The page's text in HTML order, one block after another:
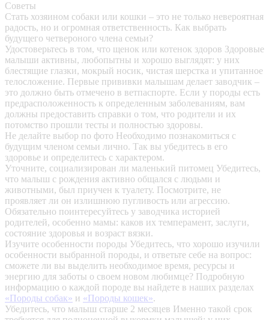
Советы
Стать хозяином собаки или кошки – это не только невероятная
радость, но и огромная ответственность. Как выбрать
будущего четвероного члена семьи?
Удостоверьтесь в том, что щенок или котенок здоров Здоровые
малыши активны, любопытны и хорошо выглядят: у них
блестящие глазки, мокрый носик, чистая шерстка и упитанное
телосложение. Первые прививки малышам делает заводчик –
это должно быть отмечено в ветпаспорте. Если у породы есть
предрасположенность к определенным заболеваниям, вам
должны предоставить справки о том, что родители и их
потомство прошли тесты и полностью здоровы.
Не делайте выбор по фото Необходимо познакомиться с
будущим членом семьи лично. Так вы убедитесь в его
здоровье и определитесь с характером.
Уточните, социализирован ли маленький питомец Убедитесь,
что малыш с рождения активно общался с людьми и
животными, был приучен к туалету. Посмотрите, не
проявляет ли он излишнюю пугливость или агрессию.
Обязательно поинтересуйтесь у заводчика историей
родителей, особенно мамы: каков их темперамент, заслуги,
состояние здоровья и возраст вязки.
Изучите особенности породы Убедитесь, что хорошо изучили
особенности выбранной породы, и ответьте себе на вопрос:
сможете ли вы выделить необходимое время, ресурсы и
энергию для заботы о своем новом любимце? Подробную
информацию о каждой породе вы найдете в наших разделах
«Породы собак» и «Породы кошек».
Убедитесь, что малыш старше 2 месяцев Именно такой срок